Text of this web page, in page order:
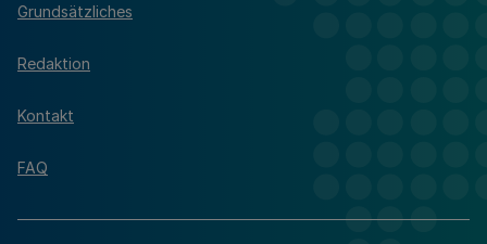
Grundsätzliches
Redaktion
Kontakt
FAQ